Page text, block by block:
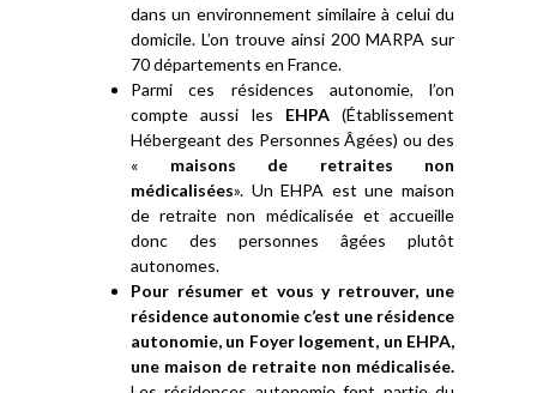
dans un environnement similaire à celui du
domicile. L’on trouve ainsi 200 MARPA sur
70 départements en France.
Parmi ces résidences autonomie, l’on
compte aussi les EHPA(Établissement
Hébergeant des Personnes Âgées) ou des
« maisons de retraites non
médicalisées». Un EHPA est une maison
de retraite non médicalisée et accueille
donc des personnes âgées plutôt
autonomes.
Pour résumer et vous y retrouver, une
résidence autonomie c’est une résidence
autonomie, un Foyer logement, un EHPA,
une maison de retraite non médicalisée.